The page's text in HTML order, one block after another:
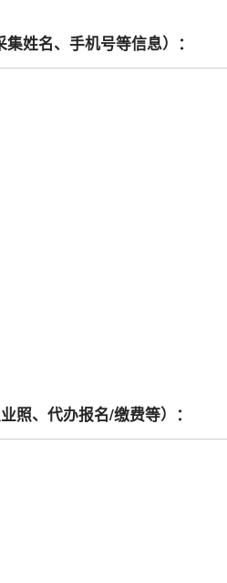
姓名、手机号等信息）：
照、代办报名/缴费等）：